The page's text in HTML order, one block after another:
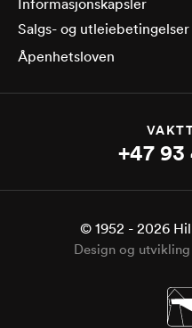
Informasjonskapsler
Salgs- og utleiebetingelser
Åpenhetsloven
+47
© 1952 - 2026
Design og